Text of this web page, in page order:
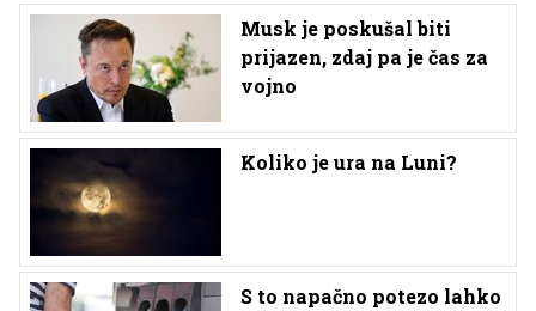
Musk je poskušal biti
prijazen, zdaj pa je čas za
vojno
Koliko je ura na Luni?
S to napačno potezo lahko